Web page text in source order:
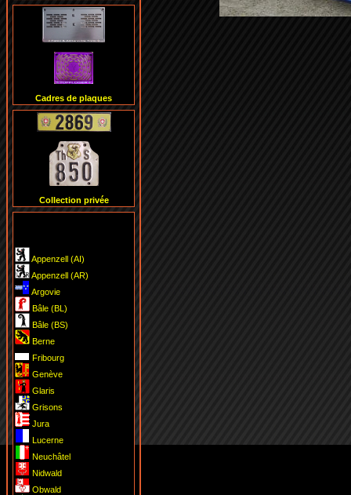
Cadres de plaques
Collection privée
Appenzell (AI)
Appenzell (AR)
Argovie
Bâle (BL)
Bâle (BS)
Berne
Fribourg
Genève
Glaris
Grisons
Jura
Lucerne
Neuchâtel
Nidwald
Obwald